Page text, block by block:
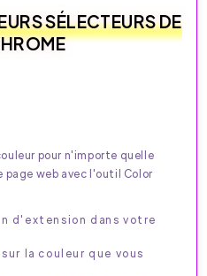
SÉLECTEURS DE
pour n'importe quelle
page web avec l'outil Color
d'extension dans votre
la couleur que vous